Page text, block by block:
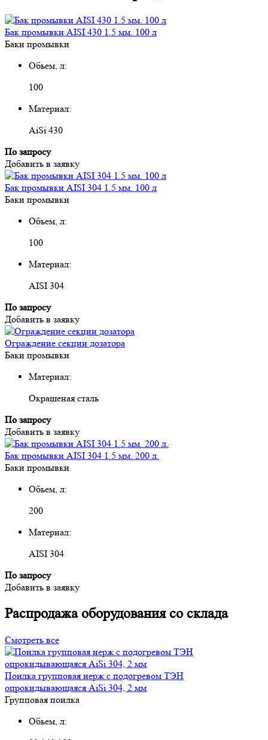
Бак промывки AISI 430 1.5 мм. 100 л
Баки промывки
Обьем, л:
100
Материал:
AiSi 430
По запросу
Добавить в заявку
Бак промывки AISI 304 1.5 мм. 100 л
Баки промывки
Обьем, л:
100
Материал:
AISI 304
По запросу
Добавить в заявку
Ограждение секции дозатора
Баки промывки
Материал:
Окрашеная сталь
По запросу
Добавить в заявку
Бак промывки AISI 304 1.5 мм. 200 л.
Баки промывки
Обьем, л:
200
Материал:
AISI 304
По запросу
Добавить в заявку
Распродажа оборудования со склада
Смотреть все
Поилка групповая нерж с подогревом ТЭН
опрокидывающаяся AiSi 304, 2 мм
Групповая поилка
Обьем, л: